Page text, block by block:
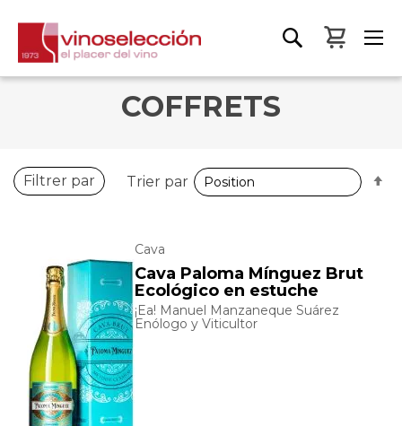
Mon
COFFRETS
Cava
Cava Paloma Mínguez Brut
Ecológico en estuche
¡Ea! Manuel Manzaneque Suárez
Enólogo y Viticultor
Filtrer par Trier par